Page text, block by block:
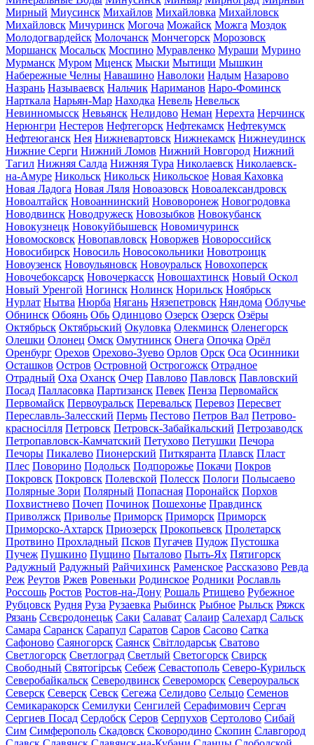
Мирный Миусинск Михайлов Михайловка Михайловск
Михайловск Мичуринск Могоча Можайск Можга Моздок
Молодогвардейск Молочанск Мончегорск Морозовск
Моршанск Мосальск Моспино Муравленко Мураши Мурино
Мурманск Муром Мценск Мыски Мытищи Мышкин
Набережные Челны Навашино Наволоки Надым Назарово
Назрань Называевск Нальчик Нариманов Наро-Фоминск
Нарткала Нарьян-Мар Находка Невель Невельск
Невинномысск Невьянск Нелидово Неман Нерехта Нерчинск
Нерюнгри Нестеров Нефтегорск Нефтекамск Нефтекумск
Нефтеюганск Нея Нижневартовск Нижнекамск Нижнеудинск
Нижние Серги Нижний Ломов Нижний Новгород Нижний
Тагил Нижняя Салда Нижняя Тура Николаевск Николаевск-
на-Амуре Никольск Никольск Никольское Новая Каховка
Новая Ладога Новая Ляля Новоазовск Новоалександровск
Новоалтайск Новоаннинский Нововоронеж Новогродовка
Новодвинск Новодружеск Новозыбков Новокубанск
Новокузнецк Новокуйбышевск Новомичуринск
Новомосковск Новопавловск Новоржев Новороссийск
Новосибирск Новосиль Новосокольники Новотроицк
Новоузенск Новоульяновск Новоуральск Новохоперск
Новочебоксарск Новочеркасск Новошахтинск Новый Оскол
Новый Уренгой Ногинск Нолинск Норильск Ноябрьск
Нурлат Нытва Нюрба Нягань Нязепетровск Няндома Облучье
Обнинск Обоянь Обь Одинцово Озерск Озерск Озёры
Октябрьск Октябрьский Окуловка Олекминск Оленегорск
Олешки Олонец Омск Омутнинск Онега Опочка Орёл
Оренбург Орехов Орехово-Зуево Орлов Орск Оса Осинники
Осташков Остров Островной Острогожск Отрадное
Отрадный Оха Оханск Очер Павлово Павловск Павловский
Посад Палласовка Партизанск Певек Пенза Первомайск
Первомайск Первоуральск Перевальск Перевоз Пересвет
Переславль-Залесский Пермь Пестово Петров Вал Петрово-
красносілля Петровск Петровск-Забайкальский Петрозаводск
Петропавловск-Камчатский Петухово Петушки Печора
Печоры Пикалево Пионерский Питкяранта Плавск Пласт
Плес Поворино Подольск Подпорожье Покачи Покров
Покровск Покровск Полевской Полесск Пологи Полысаево
Полярные Зори Полярный Попасная Поронайск Порхов
Похвистнево Почеп Починок Пошехонье Правдинск
Приволжск Приволье Приморск Приморск Приморск
Приморско-Ахтарск Приозерск Прокопьевск Пролетарск
Протвино Прохладный Псков Пугачев Пудож Пустошка
Пучеж Пушкино Пущино Пыталово Пыть-Ях Пятигорск
Радужный Радужный Райчихинск Раменское Рассказово Ревда
Реж Реутов Ржев Ровеньки Родинское Родники Рославль
Россошь Ростов Ростов-на-Дону Рошаль Ртищево Рубежное
Рубцовск Рудня Руза Рузаевка Рыбинск Рыбное Рыльск Ряжск
Рязань Сєвєродонецьк Саки Салават Салаир Салехард Сальск
Самара Саранск Сарапул Саратов Саров Сасово Сатка
Сафоново Саяногорск Саянск Світлодарськ Сватово
Светлогорск Светлоград Светлый Светогорск Свирск
Свободный Святогірськ Себеж Севастополь Северо-Курильск
Северобайкальск Северодвинск Североморск Североуральск
Северск Северск Севск Сегежа Селидово Сельцо Семенов
Семикаракорск Семилуки Сенгилей Серафимович Сергач
Сергиев Посад Сердобск Серов Серпухов Сертолово Сибай
Сим Симферополь Скадовск Сковородино Скопин Славгород